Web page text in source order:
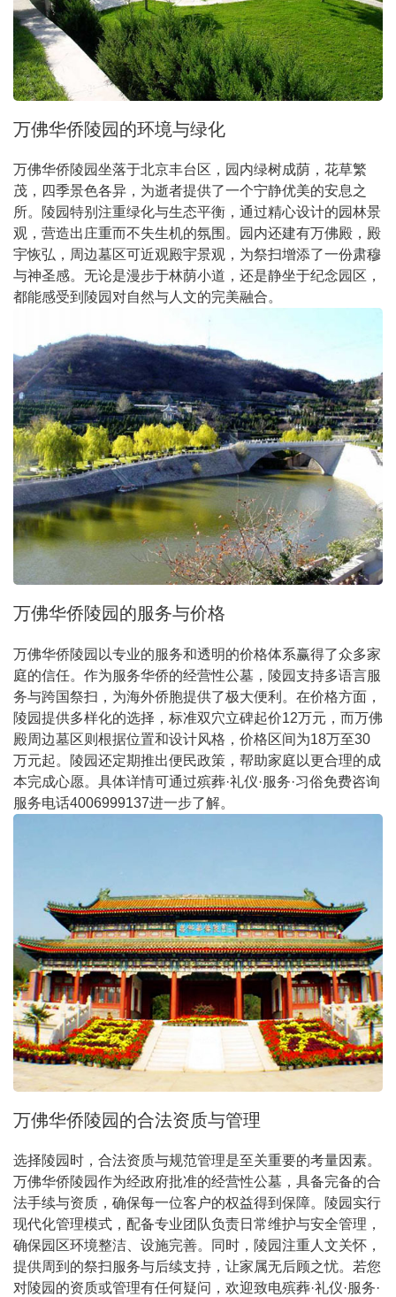
万佛华侨陵园的环境与绿化
万佛华侨陵园坐落于北京丰台区，园内绿树成荫，花草繁
茂，四季景色各异，为逝者提供了一个宁静优美的安息之
所。陵园特别注重绿化与生态平衡，通过精心设计的园林景
观，营造出庄重而不失生机的氛围。园内还建有万佛殿，殿
宇恢弘，周边墓区可近观殿宇景观，为祭扫增添了一份肃穆
与神圣感。无论是漫步于林荫小道，还是静坐于纪念园区，
都能感受到陵园对自然与人文的完美融合。
万佛华侨陵园的服务与价格
万佛华侨陵园以专业的服务和透明的价格体系赢得了众多家
庭的信任。作为服务华侨的经营性公墓，陵园支持多语言服
务与跨国祭扫，为海外侨胞提供了极大便利。在价格方面，
陵园提供多样化的选择，标准双穴立碑起价12万元，而万佛
殿周边墓区则根据位置和设计风格，价格区间为18万至30
万元起。陵园还定期推出便民政策，帮助家庭以更合理的成
本完成心愿。具体详情可通过殡葬·礼仪·服务·习俗免费咨询
服务电话4006999137进一步了解。
万佛华侨陵园的合法资质与管理
选择陵园时，合法资质与规范管理是至关重要的考量因素。
万佛华侨陵园作为经政府批准的经营性公墓，具备完备的合
法手续与资质，确保每一位客户的权益得到保障。陵园实行
现代化管理模式，配备专业团队负责日常维护与安全管理，
确保园区环境整洁、设施完善。同时，陵园注重人文关怀，
提供周到的祭扫服务与后续支持，让家属无后顾之忧。若您
对陵园的资质或管理有任何疑问，欢迎致电殡葬·礼仪·服务·